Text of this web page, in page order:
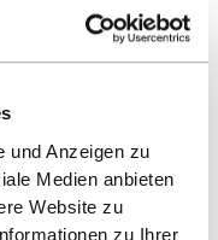
und Anzeigen zu
Medien anbieten
Website zu
zu Ihrer
@ Fotografie Gaby Höss ©
der ESB